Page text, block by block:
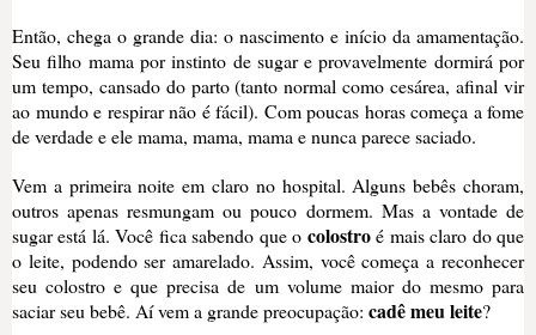
Então, chega o grande dia: o nascimento e início da amamentação.
Seu filho mama por instinto de sugar e provavelmente dormirá por
um tempo, cansado do parto (tanto normal como cesárea, afinal vir
ao mundo e respirar não é fácil). Com poucas horas começa a fome
de verdade e ele mama, mama, mama e nunca parece saciado.
Vem a primeira noite em claro no hospital. Alguns bebês choram,
outros apenas resmungam ou pouco dormem. Mas a vontade de
sugar está lá. Você fica sabendo que o colostroé mais claro do que
o leite, podendo ser amarelado. Assim, você começa a reconhecer
seu colostro e que precisa de um volume maior do mesmo para
saciar seu bebê. Aí vem a grande preocupação: cadê meu leite?